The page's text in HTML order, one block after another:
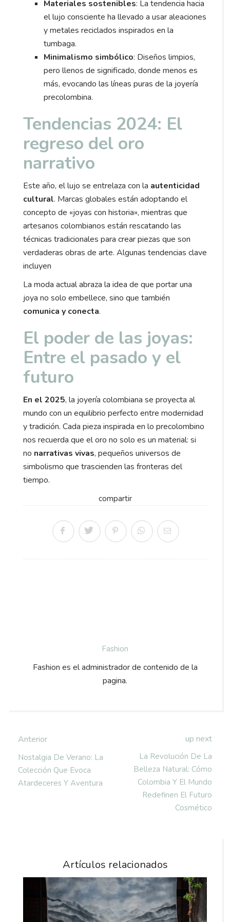
Materiales sostenibles: La tendencia hacia
el lujo consciente ha llevado a usar aleaciones
y metales reciclados inspirados en la
tumbaga.
Minimalismo simbólico: Diseños limpios,
pero llenos de significado, donde menos es
más, evocando las líneas puras de la joyería
precolombina.
Tendencias 2024: El
regreso del oro
narrativo
Este año, el lujo se entrelaza con la autenticidad
cultural. Marcas globales están adoptando el
concepto de «joyas con historia», mientras que
artesanos colombianos están rescatando las
técnicas tradicionales para crear piezas que son
verdaderas obras de arte. Algunas tendencias clave
incluyen
La moda actual abraza la idea de que portar una
joya no solo embellece, sino que también
comunica y conecta.
El poder de las joyas:
Entre el pasado y el
futuro
En el 2025, la joyería colombiana se proyecta al
mundo con un equilibrio perfecto entre modernidad
y tradición. Cada pieza inspirada en lo precolombino
nos recuerda que el oro no solo es un material: si
no narrativas vivas, pequeños universos de
simbolismo que trascienden las fronteras del
tiempo.
compartir
Fashion
Fashion es el administrador de contenido de la
pagina.
Anterior
Nostalgia De Verano: La
Colección Que Evoca
Atardeceres Y Aventura
up next
La Revolución De La
Belleza Natural: Cómo
Colombia Y El Mundo
Redefinen El Futuro
Cosmético
Artículos relacionados